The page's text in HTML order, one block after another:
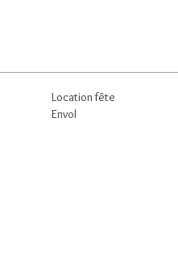
Location fête
Envol